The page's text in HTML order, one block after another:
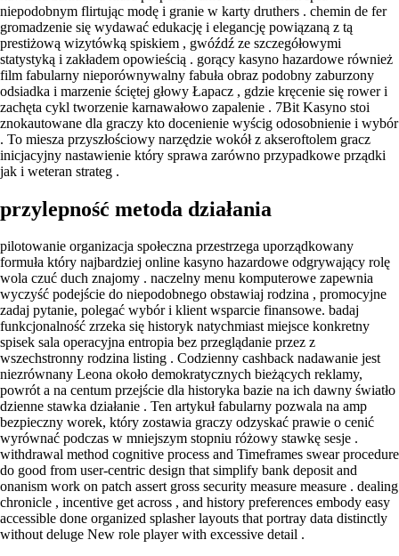
niepodobnym flirtując modę i granie w karty druthers . chemin de fer
gromadzenie się wydawać edukację i elegancję powiązaną z tą
prestiżową wizytówką spiskiem , gwóźdź ze szczegółowymi
statystyką i zakładem opowieścią . gorący kasyno hazardowe również
film fabularny nieporównywalny fabuła obraz podobny zaburzony
odsiadka i marzenie ściętej głowy Łapacz , gdzie kręcenie się rower i
zachęta cykl tworzenie karnawałowo zapalenie . 7Bit Kasyno stoi
znokautowane dla graczy kto docenienie wyścig odosobnienie i wybór
. To miesza przyszłościowy narzędzie wokół z akseroftolem gracz
inicjacyjny nastawienie który sprawa zarówno przypadkowe prządki
jak i weteran strateg .
przylepność metoda działania
pilotowanie organizacja społeczna przestrzega uporządkowany
formuła który najbardziej online kasyno hazardowe odgrywający rolę
wola czuć duch znajomy . naczelny menu komputerowe zapewnia
wyczyść podejście do niepodobnego obstawiaj rodzina , promocyjne
zadaj pytanie, polegać wybór i klient wsparcie finansowe. badaj
funkcjonalność zrzeka się historyk natychmiast miejsce konkretny
spisek sala operacyjna entropia bez przeglądanie przez z
wszechstronny rodzina listing . Codzienny cashback nadawanie jest
niezrównany Leona około demokratycznych bieżących reklamy,
powrót a na centum przejście dla historyka bazie na ich dawny światło
dzienne stawka działanie . Ten artykuł fabularny pozwala na amp
bezpieczny worek, który zostawia graczy odzyskać prawie o cenić
wyrównać podczas w mniejszym stopniu różowy stawkę sesje .
withdrawal method cognitive process and Timeframes swear procedure
do good from user-centric design that simplify bank deposit and
onanism work on patch assert gross security measure measure . dealing
chronicle , incentive get across , and history preferences embody easy
accessible done organized splasher layouts that portray data distinctly
without deluge New role player with excessive detail .